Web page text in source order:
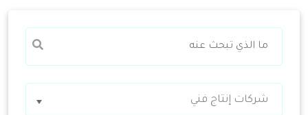
شركات إنتاج فني